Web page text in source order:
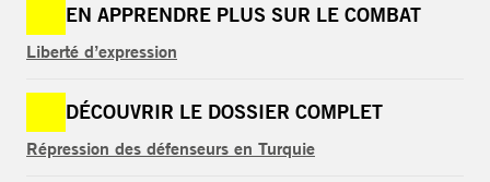
EN APPRENDRE PLUS SUR LE COMBAT
Liberté d’expression
DÉCOUVRIR LE DOSSIER COMPLET
Répression des défenseurs en Turquie